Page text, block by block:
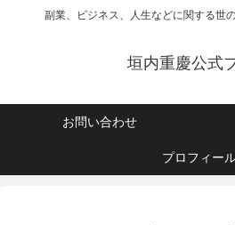
副業、ビジネス、人生などに関する世
垣内重慶公式
お問い合わせ
プロフィー